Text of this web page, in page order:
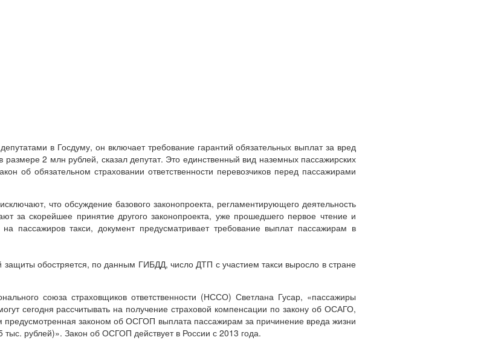
в Госдуму, он включает требование гарантий обязательных выплат за вред
2 млн рублей, сказал депутат. Это единственный вид наземных пассажирских
об обязательном страховании ответственности перевозчиков перед пассажирами
что обсуждение базового законопроекта, регламентирующего деятельность
за скорейшее принятие другого законопроекта, уже прошедшего первое чтение и
пассажиров такси, документ предусматривает требование выплат пассажирам в
защиты обостряется, по данным ГИБДД, число ДТП с участием такси выросло в стране
союза страховщиков ответственности (НССО) Светлана Гусар, «пассажиры
сегодня рассчитывать на получение страховой компенсации по закону об ОСАГО,
законом об ОСГОП выплата пассажирам за причинение вреда жизни
тыс. рублей)». Закон об ОСГОП действует в России с 2013 года.